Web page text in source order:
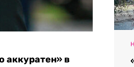
аккуратен» в